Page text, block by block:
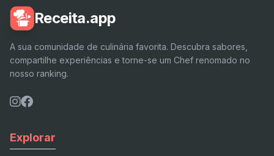
Receita.app
A sua comunidade de culinária favorita. Descubra sabores,
compartilhe experiências e torne-se um Chef renomado no
nosso ranking.
Explorar